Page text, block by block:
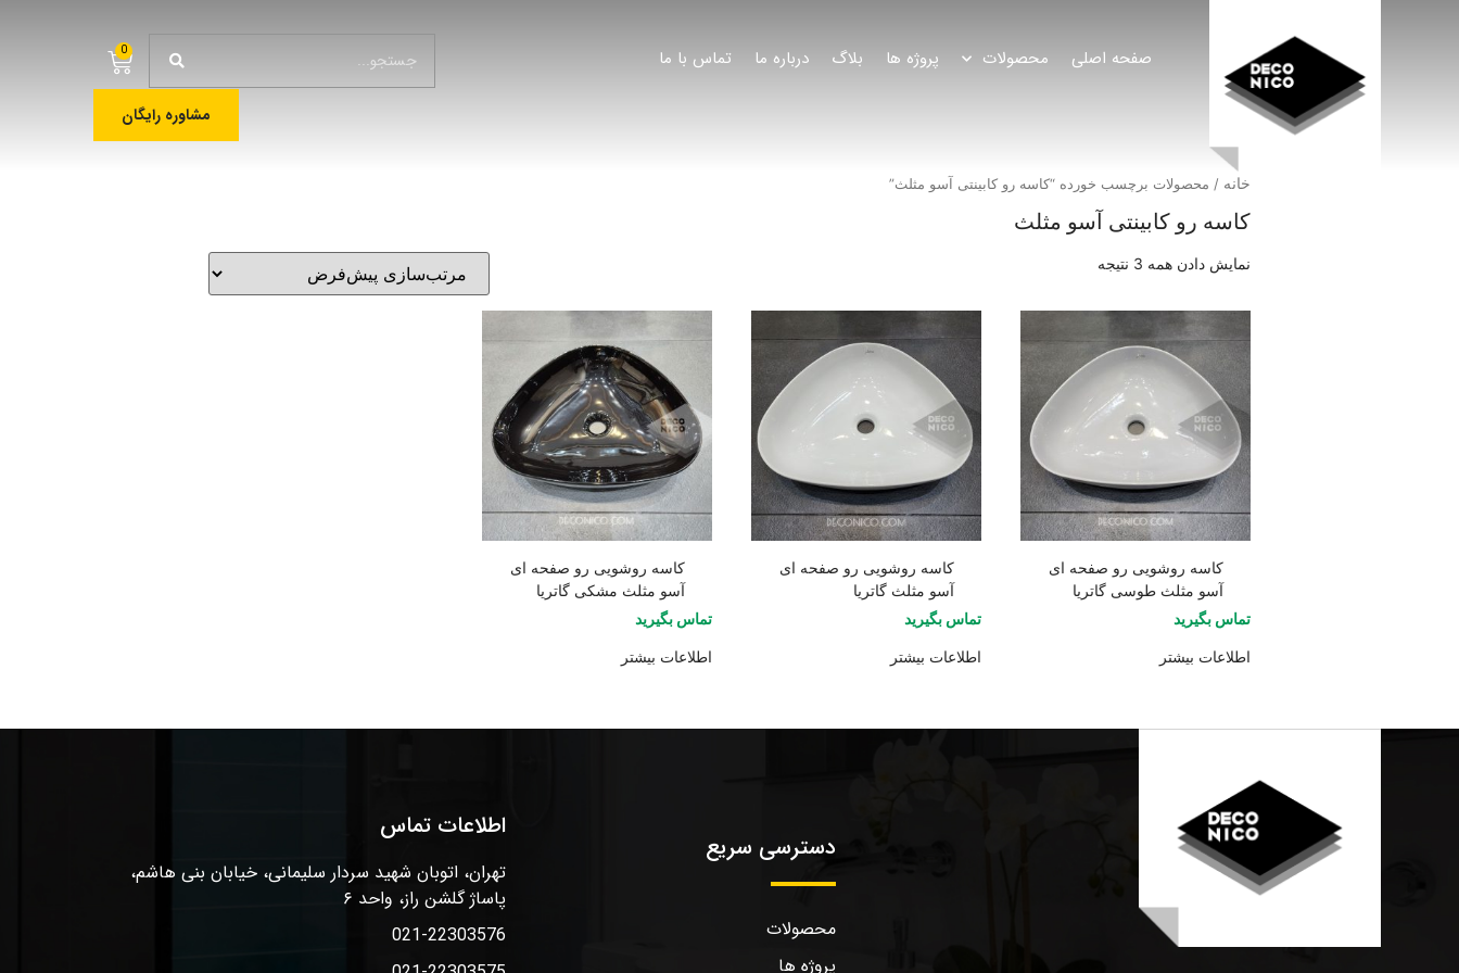
صفحه اصلی محصولات پروژه ها بلاگ درباره ما تماس با ما 0
مشاوره رایگان
خانه / محصولات برچسب خورده “کاسه رو کابینتی آسو مثلث”
کاسه رو کابینتی آسو مثلث
نمایش دادن همه 3 نتیجه
کاسه روشویی رو صفحه ای
آسو مثلث طوسی گاتریا
تماس بگیرید
اطلاعات بیشتر
کاسه روشویی رو صفحه ای
آسو مثلث گاتریا
تماس بگیرید
اطلاعات بیشتر
کاسه روشویی رو صفحه ای
آسو مثلث مشکی گاتریا
تماس بگیرید
اطلاعات بیشتر
دسترسی سریع
محصولات
پروژه ها
اطلاعات تماس
تهران، اتوبان شهید سردار سلیمانی، خیابان بنی هاشم،
پاساژ گلشن راز، واحد ۶
021-22303576